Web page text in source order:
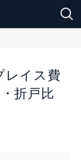
レイス費
折戸比